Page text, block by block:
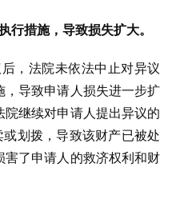
行措施，导致损失扩大。
导致申请人损失进一步扩
继续对申请人提出异议的
划拨，导致该财产已被处
了申请人的救济权利和财